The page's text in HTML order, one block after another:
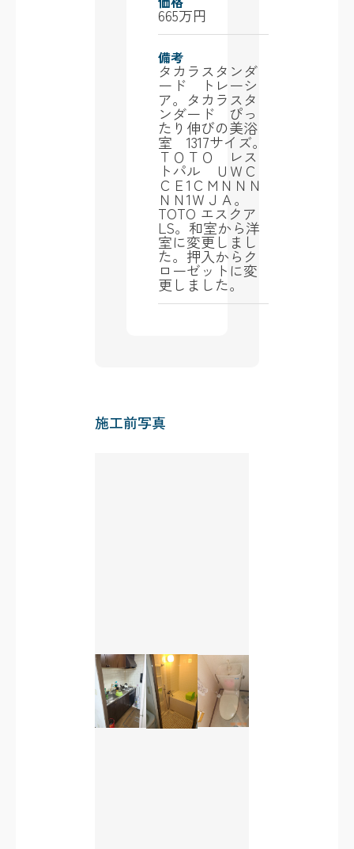
665万円
備考
タカラスタンダ
ード トレーシ
ア。タカラスタ
ンダード ぴっ
たり伸びの美浴
室 1317サイズ。
ＴＯＴＯ レス
トパル ＵＷＣ
ＣＥ1ＣＭＮＮＮ
ＮＮ1ＷＪＡ。
TOTO エスクア
LS。和室から洋
室に変更しまし
た。押入からク
ローゼットに変
更しました。
施工前写真